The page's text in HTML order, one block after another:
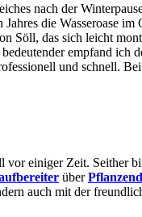
nach der
die Wasseroase
Söll, das sich leicht
empfand ich
und schnell.
vor einiger Zeit. Seither
über
auch mit der